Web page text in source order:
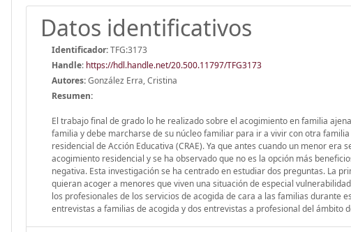
Datos identificativos
Identificador:TFG:3173
Handle: https://hdl.handle.net/20.500.11797/TFG3173
Autores:González Erra, Cristina
Resumen:
El trabajo final de grado lo he realizado sobre el acogimiento en familia
familia y debe marcharse de su núcleo familiar para ir a vivir con otra
residencial de Acción Educativa (CRAE). Ya que antes cuando un menor
acogimiento residencial y se ha observado que no es la opción más
negativa. Esta investigación se ha centrado en estudiar dos preguntas. La
quieran acoger a menores que viven una situación de especial
los profesionales de los servicios de acogida de cara a las familias durante
entrevistas a familias de acogida y dos entrevistas a profesional del ámbito